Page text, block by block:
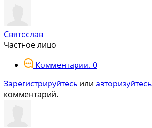
Святослав
Частное лицо
Комментарии: 0
Зарегистрируйтесь или авторизуйтесь
комментарий.